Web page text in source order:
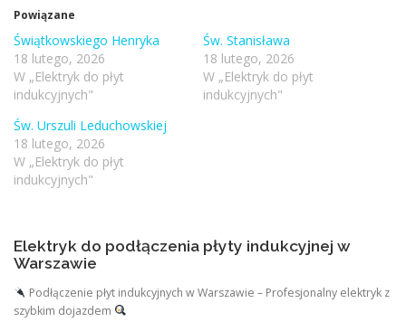
Powiązane
Świątkowskiego Henryka
18 lutego, 2026
W „Elektryk do płyt
indukcyjnych"
Św. Stanisława
18 lutego, 2026
W „Elektryk do płyt
indukcyjnych"
Św. Urszuli Leduchowskiej
18 lutego, 2026
W „Elektryk do płyt
indukcyjnych"
Elektryk do podłączenia płyty indukcyjnej w
Warszawie
Podłączenie płyt indukcyjnych w Warszawie – Profesjonalny elektryk z
szybkim dojazdem